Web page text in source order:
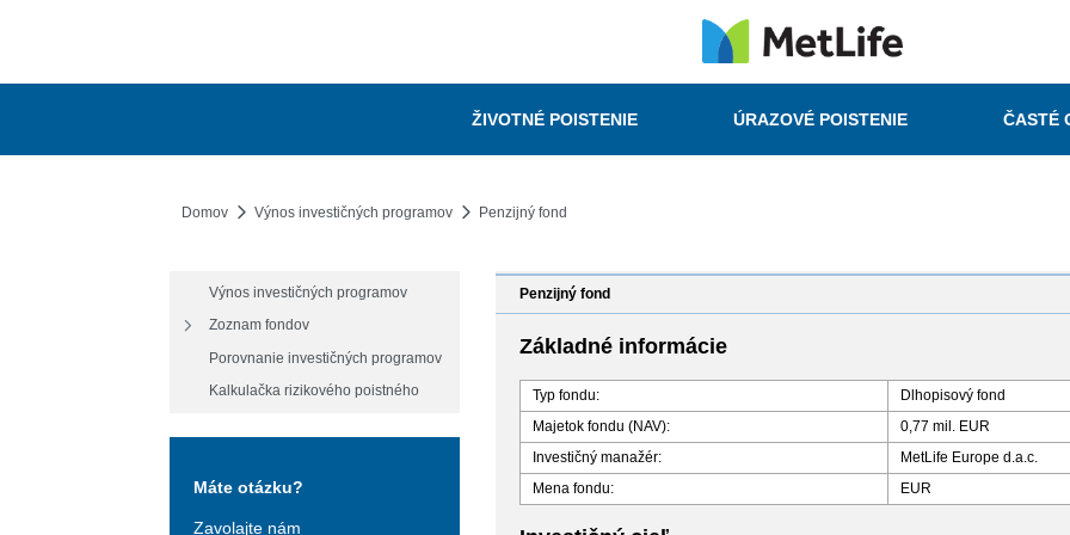
ŽIVOTNÉ POISTENIE ÚRAZOVÉ POISTENIE ČASTÉ
Domov Výnos investičných programov Penzijný fond
Výnos investičných programov
Zoznam fondov
Porovnanie investičných programov
Kalkulačka rizikového poistného
Máte otázku?
Zavolajte nám
Penzijný fond
Základné informácie
Typ fondu:
Dlhopisový fond
Majetok fondu (NAV):
0,77 mil. EUR
Investičný manažér:
MetLife Europe d.a.c.
Mena fondu:
EUR